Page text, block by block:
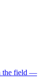
the field —